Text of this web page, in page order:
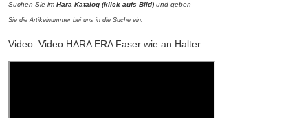
Suchen Sie im Hara Katalog (klick aufs Bild) und geben
Sie die Artikelnummer bei uns in die Suche ein.
Video: Video HARA ERA Faser wie an Halter